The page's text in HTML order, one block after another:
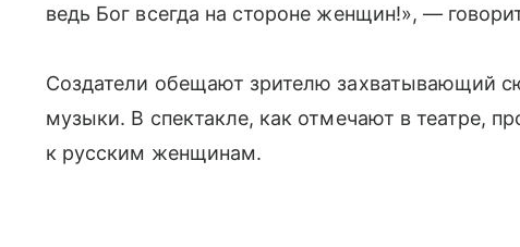
ведь Бог всегда на стороне женщин!», —
Создатели обещают зрителю захватывающий
музыки. В спектакле, как отмечают в театре,
к русским женщинам.